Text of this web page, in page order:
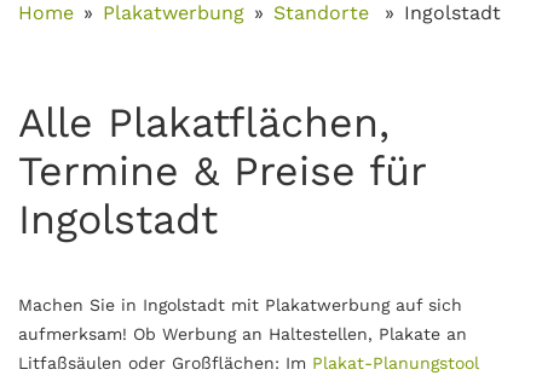
Home Plakatwerbung Standorte Ingolstadt
Alle Plakatflächen,
Termine & Preise für
Ingolstadt
Machen Sie in Ingolstadt mit Plakatwerbung auf sich
aufmerksam! Ob Werbung an Haltestellen, Plakate an
Litfaßsäulen oder Großflächen: Im Plakat-Planungstool